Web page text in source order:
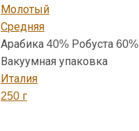
Молотый
Средняя
Арабика 40% Робуста 60%
Вакуумная упаковка
Италия
250 г